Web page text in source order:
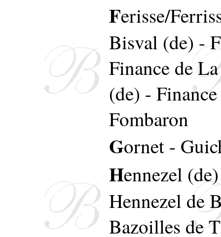
Ferisse/
Bisval (de) -
Finance de
(de) -
Fombaron
Gornet -
Hennezel (de)
Hennezel de
Bazoilles de